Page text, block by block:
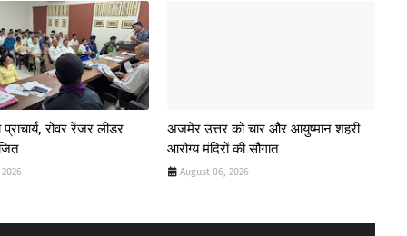
रोवर रेंजर लीडर
अजमेर उत्तर को चार और आयुष्मान शहरी
आरोग्य मंदिरों की सौगात
August 06, 2026